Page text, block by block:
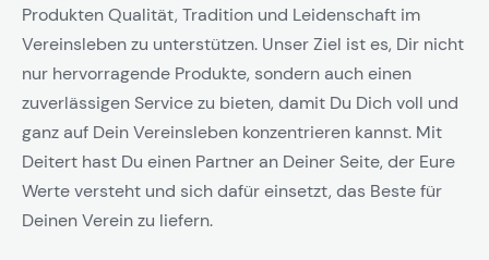
Produkten Qualität, Tradition und Leidenschaft im
Vereinsleben zu unterstützen. Unser Ziel ist es, Dir nicht
nur hervorragende Produkte, sondern auch einen
zuverlässigen Service zu bieten, damit Du Dich voll und
ganz auf Dein Vereinsleben konzentrieren kannst. Mit
Deitert hast Du einen Partner an Deiner Seite, der Eure
Werte versteht und sich dafür einsetzt, das Beste für
Deinen Verein zu liefern.